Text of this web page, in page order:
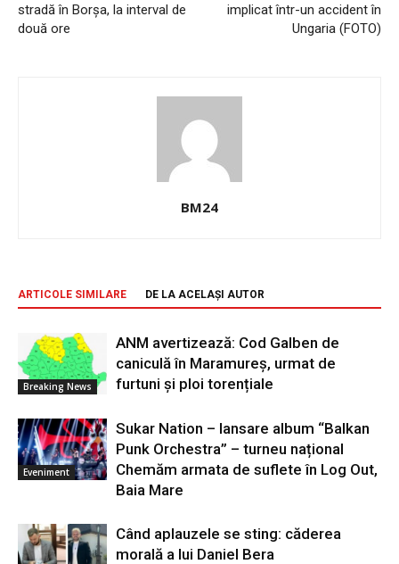
stradă în Borșa, la interval de
două ore
implicat într-un accident în
Ungaria (FOTO)
BM24
ARTICOLE SIMILARE DE LA ACELAȘI AUTOR
Breaking News
ANM avertizează: Cod Galben de
caniculă în Maramureș, urmat de
furtuni și ploi torențiale
Eveniment
Sukar Nation – lansare album “Balkan
Punk Orchestra” – turneu național
Chemăm armata de suflete în Log Out,
Baia Mare
Când aplauzele se sting: căderea
morală a lui Daniel Bera